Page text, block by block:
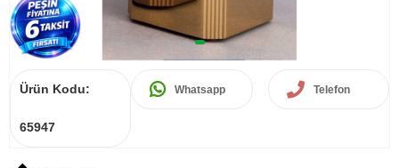
Ürün Kodu:
65947
Whatsapp Telefon